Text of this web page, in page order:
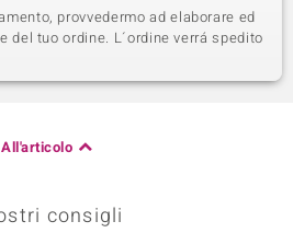
provvedermo ad elaborare ed
del tuo ordine. L´ordine verrá spedito
All'articolo
consigli